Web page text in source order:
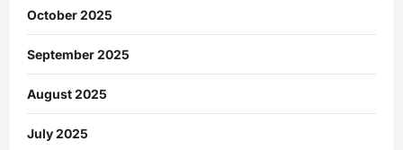
October 2025
September 2025
August 2025
July 2025